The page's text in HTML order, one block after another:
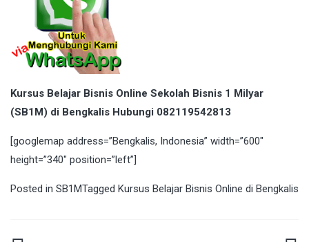
Kursus Belajar Bisnis Online Sekolah Bisnis 1 Milyar
(SB1M) di Bengkalis Hubungi 082119542813
[googlemap address=”Bengkalis, Indonesia” width=”600″
height=”340″ position=”left”]
Posted in SB1MTagged Kursus Belajar Bisnis Online di Bengkalis